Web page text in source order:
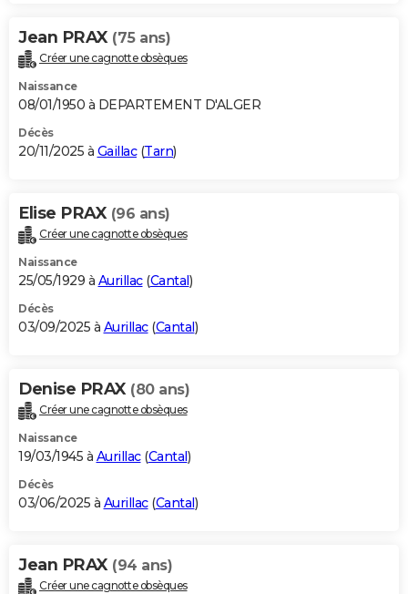
Jean PRAX (75 ans)
Créer une cagnotte obsèques
Naissance
08/01/1950 à DEPARTEMENT D'ALGER
Décès
20/11/2025 à Gaillac(Tarn)
Elise PRAX (96 ans)
Créer une cagnotte obsèques
Naissance
25/05/1929 à Aurillac(Cantal)
Décès
03/09/2025 à Aurillac(Cantal)
Denise PRAX (80 ans)
Créer une cagnotte obsèques
Naissance
19/03/1945 à Aurillac(Cantal)
Décès
03/06/2025 à Aurillac(Cantal)
Jean PRAX (94 ans)
Créer une cagnotte obsèques